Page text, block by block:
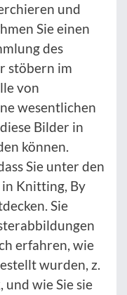
und
Sie einen
des
stöbern im
von
wesentlichen
Bilder in
können.
Sie unter den
Knitting, By
Sie
erfahren, wie
wurden, z.
und wie Sie sie